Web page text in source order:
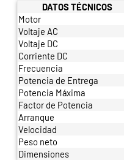
DATOS TÉCNICOS
Motor
Voltaje AC
Voltaje DC
Corriente DC
Frecuencia
Potencia de Entrega
Potencia Máxima
Factor de Potencia
Arranque
Velocidad
Peso neto
Dimensiones